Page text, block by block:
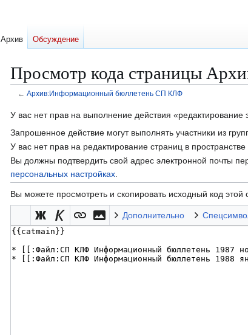
Просмотр кода страницы
← Архив:Информационный бюллетень СП КЛФ
Перейти
к
Перейти
к
У вас нет прав на выполнение действия
Запрошенное действие могут выполнять участники из
У вас нет прав на редактирование страниц в
Вы должны подтвердить свой адрес электронной почты
персональных настройках.
Вы можете просмотреть и скопировать исходный код этой
Дополнительно
Архив Обсуждение